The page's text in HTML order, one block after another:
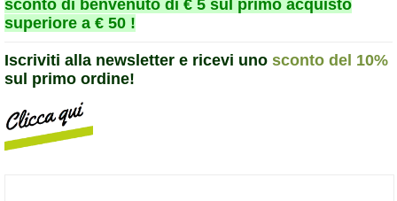
sconto di benvenuto di € 5 sul primo acquisto
superiore a € 50 !
Iscriviti alla newsletter e ricevi uno sconto del 10%
sul primo ordine!